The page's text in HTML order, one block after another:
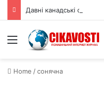
Menu
Home /сонячна